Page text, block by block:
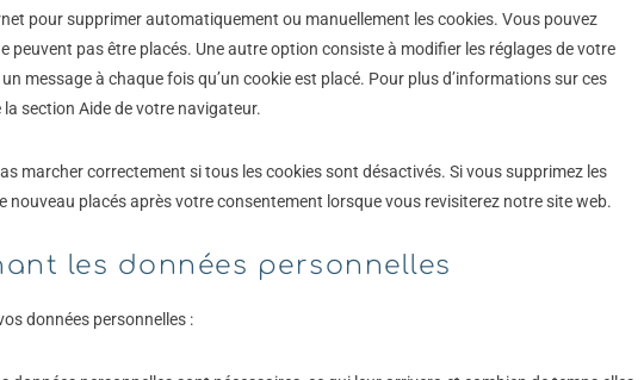
pour supprimer automatiquement ou manuellement les cookies. Vous pouvez
peuvent pas être placés. Une autre option consiste à modifier les réglages de votre
message à chaque fois qu’un cookie est placé. Pour plus d’informations sur ces
section Aide de votre navigateur.
marcher correctement si tous les cookies sont désactivés. Si vous supprimez les
nouveau placés après votre consentement lorsque vous revisiterez notre site web.
les données personnelles
données personnelles :